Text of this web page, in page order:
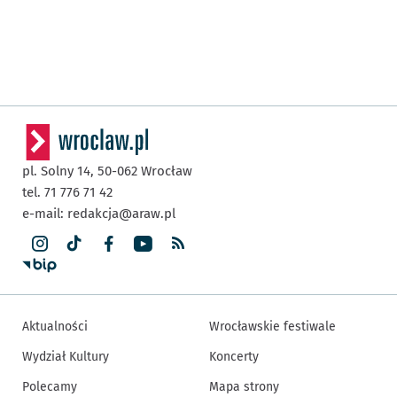
pl. Solny 14, 50-062 Wrocław
tel. 71 776 71 42
e-mail: redakcja@araw.pl
Aktualności
Wydział Kultury
Polecamy
Wrocławskie festiwale
Koncerty
Mapa strony